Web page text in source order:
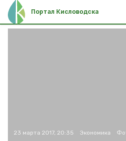
Портал Кисловодска
23 марта 2017, 20:35 Экономика